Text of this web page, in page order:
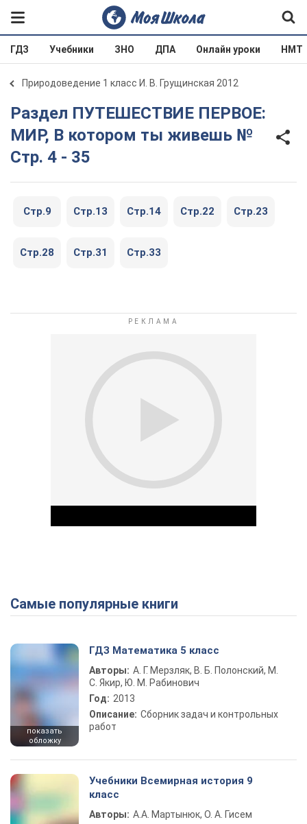
ГДЗ Учебники ЗНО ДПА Онлайн уроки НМТ
Природоведение 1 класс И. В. Грущинская 2012
Раздел ПУТЕШЕСТВИЕ ПЕРВОЕ:
МИР, В котором ты живешь №
Стр. 4 - 35
Стр.9 Стр.13 Стр.14 Стр.22 Стр.23
Стр.28 Стр.31 Стр.33
Play Video
Самые популярные книги
показать
обложку
ГДЗ Математика 5 класс
Авторы: А. Г. Мерзляк, В. Б. Полонский, М.
С. Якир, Ю. М. Рабинович
Год: 2013
Описание: Сборник задач и контрольных
работ
Учебники Всемирная история 9
класс
Авторы: А.А. Мартынюк, О. А. Гисем